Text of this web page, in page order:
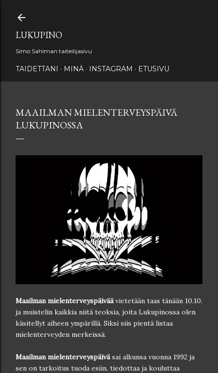
LUKUPINO
Simo Sahlman taiteilijasivu
TAIDETTANI MINÄ INSTAGRAM ETUSIVU
MAAILMAN MIELENTERVEYSPÄIVÄ
LUKUPINOSSA
Maailman mielenterveyspäiväävietetään taas tänään 10.10.
ja muistelin kaikkia niitä teoksia, joita Lukupinossa olen
käsitellyt aiheen ympärillä. Siksi siis pientä listaa
mielenterveyden merkeissä.
Maailman mielenterveyspäiväsai alkunsa vuonna 1992 ja
sen on tarkoitus tuoda esiin, tiedottaa ja kouluttaa